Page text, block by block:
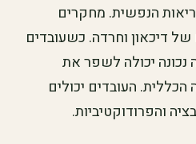
הנפשית. מחקרים
של דיכאון וחרדה. כשעובדים
נכונה יכולה לשפר את
העובדים יכולים
והפרודוקטיביות.